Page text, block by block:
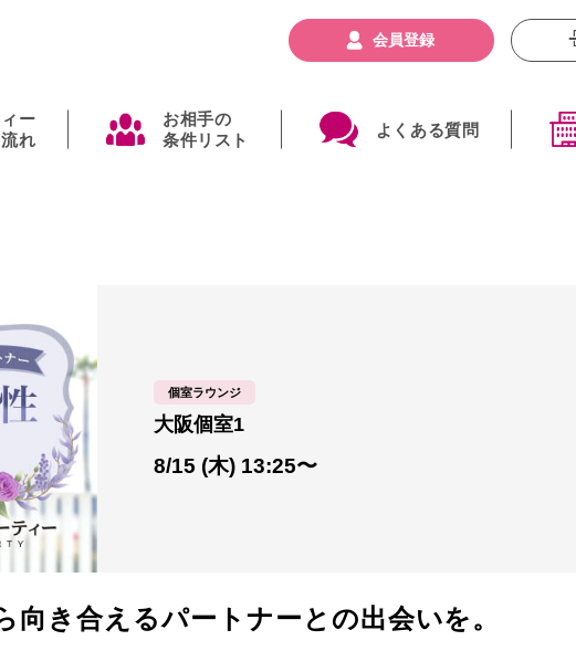
ー
れ
お相手の
条件リスト
よくある質問
会員登録
8/15 (木) 13:25〜
個室ラウンジ
大阪個室1
向き合えるパートナーとの出会いを。